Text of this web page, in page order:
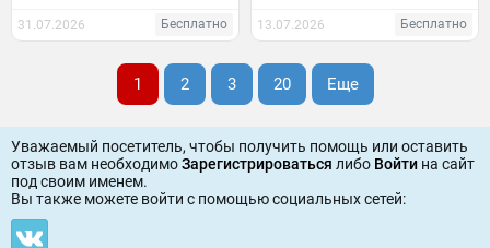
31.07.2026 Бесплатно 13.07.2026 Бесплатно
1 2 3 20 Еще
Уважаемый посетитель, чтобы получить помощь или оставить
отзыв вам необходимоЗарегистрироваться либо Войти на сайт
под своим именем.
Вы также можете войти c помощью социальных сетей: